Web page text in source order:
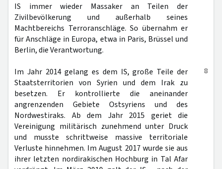
IS immer wieder Massaker an Teilen der
Zivilbevölkerung und außerhalb seines
Machtbereichs Terroranschläge. So übernahm er
für Anschläge in Europa, etwa in Paris, Brüssel und
Berlin, die Verantwortung.
8
Im Jahr 2014 gelang es dem IS, große Teile der
Staatsterritorien von Syrien und dem Irak zu
besetzen. Er kontrollierte die aneinander
angrenzenden Gebiete Ostsyriens und des
Nordwestiraks. Ab dem Jahr 2015 geriet die
Vereinigung militärisch zunehmend unter Druck
und musste schrittweise massive territoriale
Verluste hinnehmen. Im August 2017 wurde sie aus
ihrer letzten nordirakischen Hochburg in Tal Afar